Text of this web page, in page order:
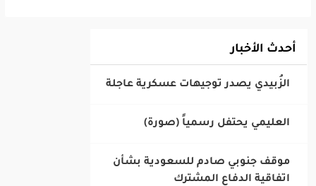
أحدث الأخبار
‎موقف جنوبي صادم للسعودية بشأن
اتفاقية الدفاع المشترك